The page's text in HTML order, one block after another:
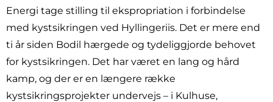
Energi tage stilling til ekspropriation i forbindelse
med kystsikringen ved Hyllingeriis. Det er mere end
ti år siden Bodil hærgede og tydeliggjorde behovet
for kystsikringen. Det har været en lang og hård
kamp, og der er en længere række
kystsikringsprojekter undervejs – i Kulhuse,